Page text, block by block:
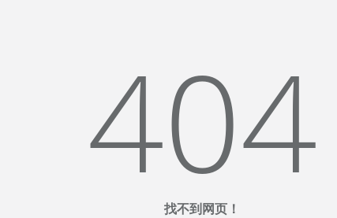
404
找不到网页！